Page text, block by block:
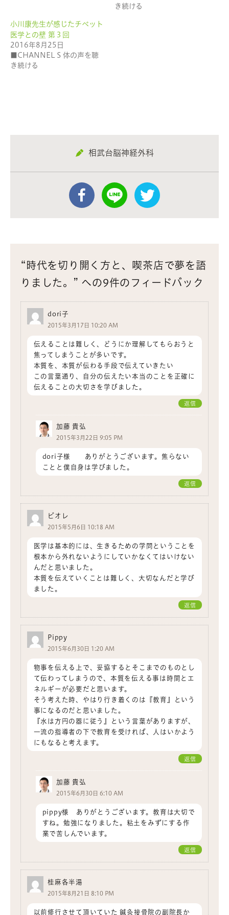
ウ
で
開
き
ま
す)
き続ける
小川康先生が感じたチベット
医学との壁 第３回
2016年8月25日
■CHANNEL S 体の声を聴
き続ける
相武台脳神経外科
“時代を切り開く方と、喫茶店で夢を語
りました。” への9件のフィードバック
dori子
2015年3月17日 10:20 AM
伝えることは難しく、どうにか理解してもらおうと
焦ってしまうことが多いです。
本質を、本質が伝わる手段で伝えていきたい
この言葉通り、自分の伝えたい本当のことを正確に
伝えることの大切さを学びました。
返信
加藤 貴弘
2015年3月22日 9:05 PM
dori子様 ありがとうございます。焦らない
ことと僕自身は学びました。
返信
ビオレ
2015年5月6日 10:18 AM
医学は基本的には、生きるための学問ということを
根本から外れないようにしていかなくてはいけない
んだと思いました。
本質を伝えていくことは難しく、大切なんだと学び
ました。
返信
Pippy
2015年6月30日 1:20 AM
物事を伝える上で、妥協するとそこまでのものとし
て伝わってしまうので、本質を伝える事は時間とエ
ネルギーが必要だと思います。
そう考えた時、やはり行き着くのは『教育』という
事になるのだと思いました。
『水は方円の器に従う』という言葉がありますが、
一流の指導者の下で教育を受ければ、人はいかよう
にもなると考えます。
返信
加藤 貴弘
2015年6月30日 6:10 AM
pippy様 ありがとうございます。教育は大切で
すね。勉強になりました。粘土をみずにする作
業で苦しんでいます。
返信
桂麻各半湯
2015年8月21日 8:10 PM
以前修行させて頂いていた 鍼灸接骨院の副院長か